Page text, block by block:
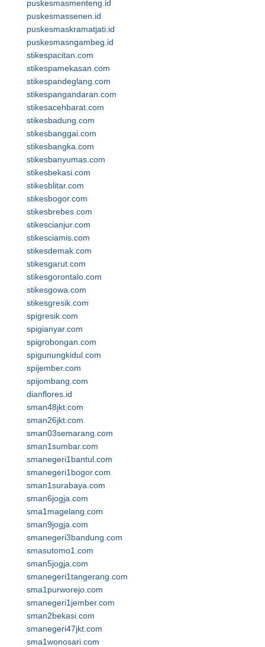
puskesmasmenteng.id
puskesmassenen.id
puskesmaskramatjati.id
puskesmasngambeg.id
stikespacitan.com
stikespamekasan.com
stikespandeglang.com
stikespangandaran.com
stikesacehbarat.com
stikesbadung.com
stikesbanggai.com
stikesbangka.com
stikesbanyumas.com
stikesbekasi.com
stikesblitar.com
stikesbogor.com
stikesbrebes.com
stikescianjur.com
stikesciamis.com
stikesdemak.com
stikesgarut.com
stikesgorontalo.com
stikesgowa.com
stikesgresik.com
spigresik.com
spigianyar.com
spigrobongan.com
spigunungkidul.com
spijember.com
spijombang.com
dianflores.id
sman48jkt.com
sman26jkt.com
sman03semarang.com
sman1sumbar.com
smanegeri1bantul.com
smanegeri1bogor.com
sman1surabaya.com
sman6jogja.com
sma1magelang.com
sman9jogja.com
smanegeri3bandung.com
smasutomo1.com
sman5jogja.com
smanegeri1tangerang.com
sma1purworejo.com
smanegeri1jember.com
sman2bekasi.com
smanegeri47jkt.com
sma1wonosari.com